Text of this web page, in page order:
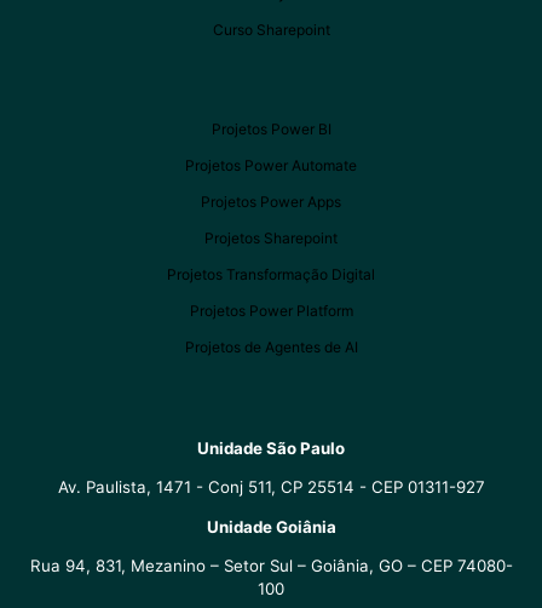
Curso Sharepoint
Projetos Power BI
Projetos Power Automate
Projetos Power Apps
Projetos Sharepoint
Projetos Transformação Digital
Projetos Power Platform
Projetos de Agentes de AI
Unidade São Paulo
Av. Paulista, 1471 - Conj 511, CP 25514 - CEP 01311-927
Unidade Goiânia
Rua 94, 831, Mezanino – Setor Sul – Goiânia, GO – CEP 74080-
100